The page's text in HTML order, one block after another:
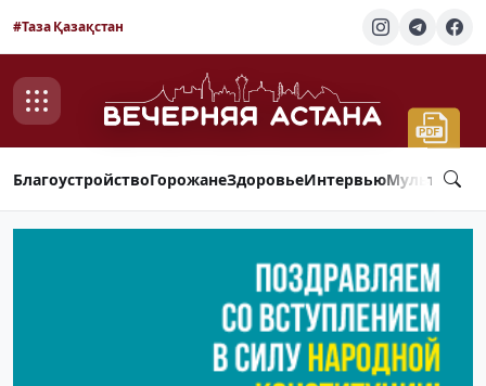
#Таза Қазақстан
БлагоустройствоГорожанеЗдоровьеИнтервью